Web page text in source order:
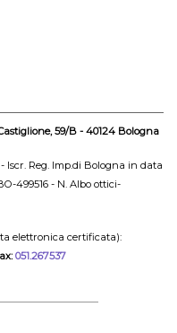
59/B - 40124 Bologna
- Iscr. Reg. Imp.di Bologna in data
499516 - N. Albo ottici-
elettronica certificata):
051.267537